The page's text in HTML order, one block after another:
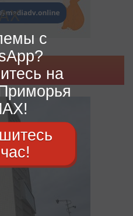
с
на